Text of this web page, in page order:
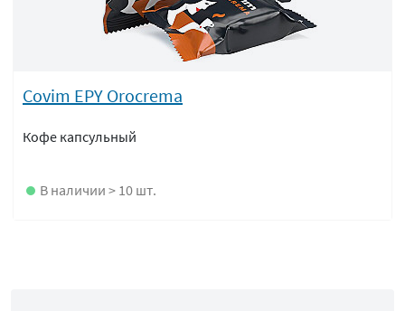
Covim EPY Orocrema
Кофе капсульный
В наличии > 10 шт.